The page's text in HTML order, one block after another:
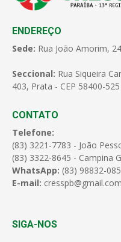
ENDEREÇO
Sede: Rua João Amorim,
Seccional: Rua Siqueira
403, Prata - CEP 58400-
CONTATO
Telefone:
(83) 3221-7783 - João
(83) 3322-8645 - Campina
WhatsApp: (83) 98832-
E-mail: cresspb@gmail.com
SIGA-NOS